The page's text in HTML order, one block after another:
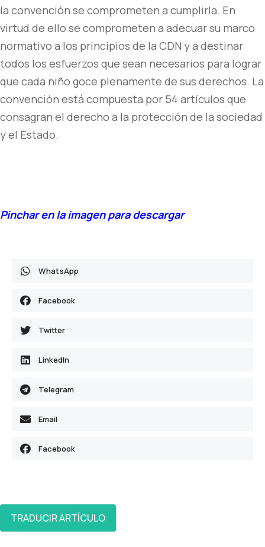
la convención se comprometen a cumplirla. En
virtud de ello se comprometen a adecuar su marco
normativo a los principios de la CDN y a destinar
todos los esfuerzos que sean necesarios para lograr
que cada niño goce plenamente de sus derechos. La
convención está compuesta por 54 artículos que
consagran el derecho a la protección de la sociedad
y el Estado.
Pinchar en la imagen para descargar
WhatsApp
Facebook
Twitter
LinkedIn
Telegram
Email
Facebook
TRADUCIR ARTÍCULO